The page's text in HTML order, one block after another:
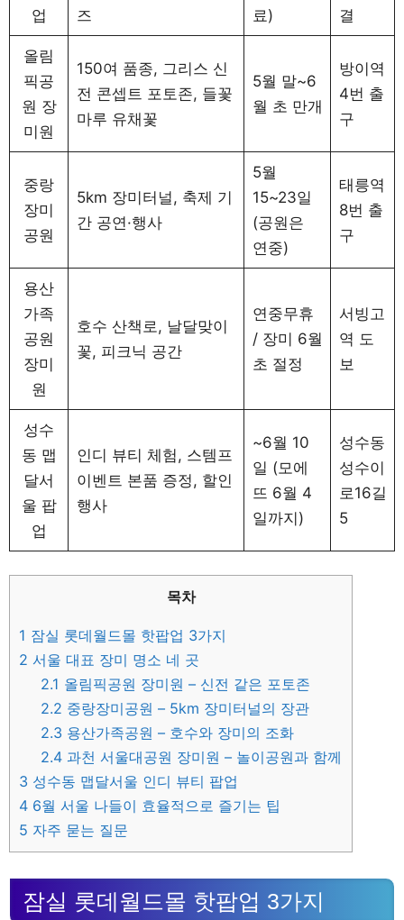
업
즈
료)
결
올림
픽공
원 장
미원
150여 품종, 그리스 신
전 콘셉트 포토존, 들꽃
마루 유채꽃
5월 말~6
월 초 만개
방이역
4번 출
구
중랑
장미
공원
5km 장미터널, 축제 기
간 공연·행사
5월
15~23일
(공원은
연중)
태릉역
8번 출
구
용산
가족
공원
장미
원
호수 산책로, 날달맞이
꽃, 피크닉 공간
연중무휴
/ 장미 6월
초 절정
서빙고
역 도
보
성수
동 맵
달서
울 팝
업
인디 뷰티 체험, 스템프
이벤트 본품 증정, 할인
행사
~6월 10
일 (모에
뜨 6월 4
일까지)
성수동
성수이
로16길
5
목차
1 잠실 롯데월드몰 핫팝업 3가지
2 서울 대표 장미 명소 네 곳
2.1 올림픽공원 장미원 – 신전 같은 포토존
2.2 중랑장미공원 – 5km 장미터널의 장관
2.3 용산가족공원 – 호수와 장미의 조화
2.4 과천 서울대공원 장미원 – 놀이공원과 함께
3 성수동 맵달서울 인디 뷰티 팝업
4 6월 서울 나들이 효율적으로 즐기는 팁
5 자주 묻는 질문
잠실 롯데월드몰 핫팝업 3가지